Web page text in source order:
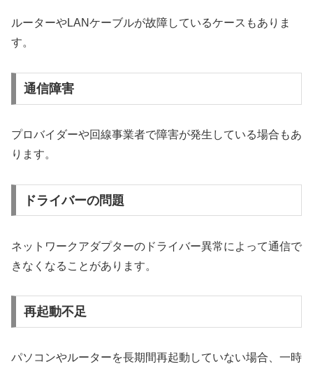
ルーターやLANケーブルが故障しているケースもありま
す。
通信障害
プロバイダーや回線事業者で障害が発生している場合もあ
ります。
ドライバーの問題
ネットワークアダプターのドライバー異常によって通信で
きなくなることがあります。
再起動不足
パソコンやルーターを長期間再起動していない場合、一時